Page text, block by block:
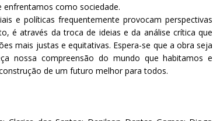
enfrentamos como sociedade.
e políticas frequentemente provocam perspectivas
é através da troca de ideias e da análise crítica que
mais justas e equitativas. Espera-se que a obra seja
nossa compreensão do mundo que habitamos e
de um futuro melhor para todos.